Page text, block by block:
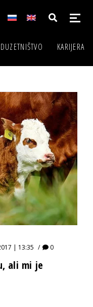
KARIJERA
| 13:35 0
ali mi je